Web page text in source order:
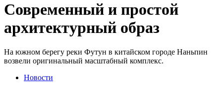
Современный и простой
архитектурный образ
На южном берегу реки Футун в китайском городе Наньпин
возвели оригинальный масштабный комплекс.
Новости